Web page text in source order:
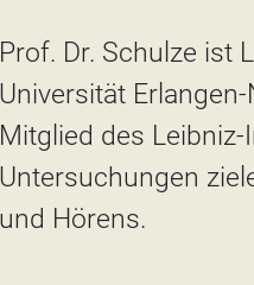
Prof. Dr. Schulze ist
Universität
Mitglied des
Untersuchungen
und Hörens.